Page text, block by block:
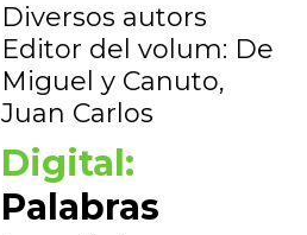
Diversos autors
Editor del volum: De
Miguel y Canuto,
Juan Carlos
Digital:
Palabras